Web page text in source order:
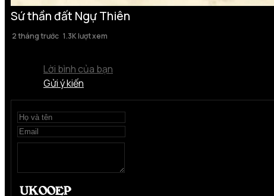
Sứ thần đất Ngự Thiên
2 tháng trước 1.3K lượt xem
Lời bình của bạn
Gửi ý kiến